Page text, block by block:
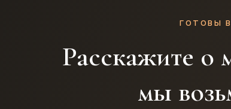
ГОТОВЫ
Расскажите о
мы